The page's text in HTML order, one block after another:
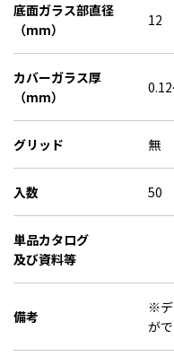
底面ガラス部直径
（mm）
12
カバーガラス厚
（mm）
グリッド 無
入数 50
単品カタログ
及び資料等
備考
※デ
が